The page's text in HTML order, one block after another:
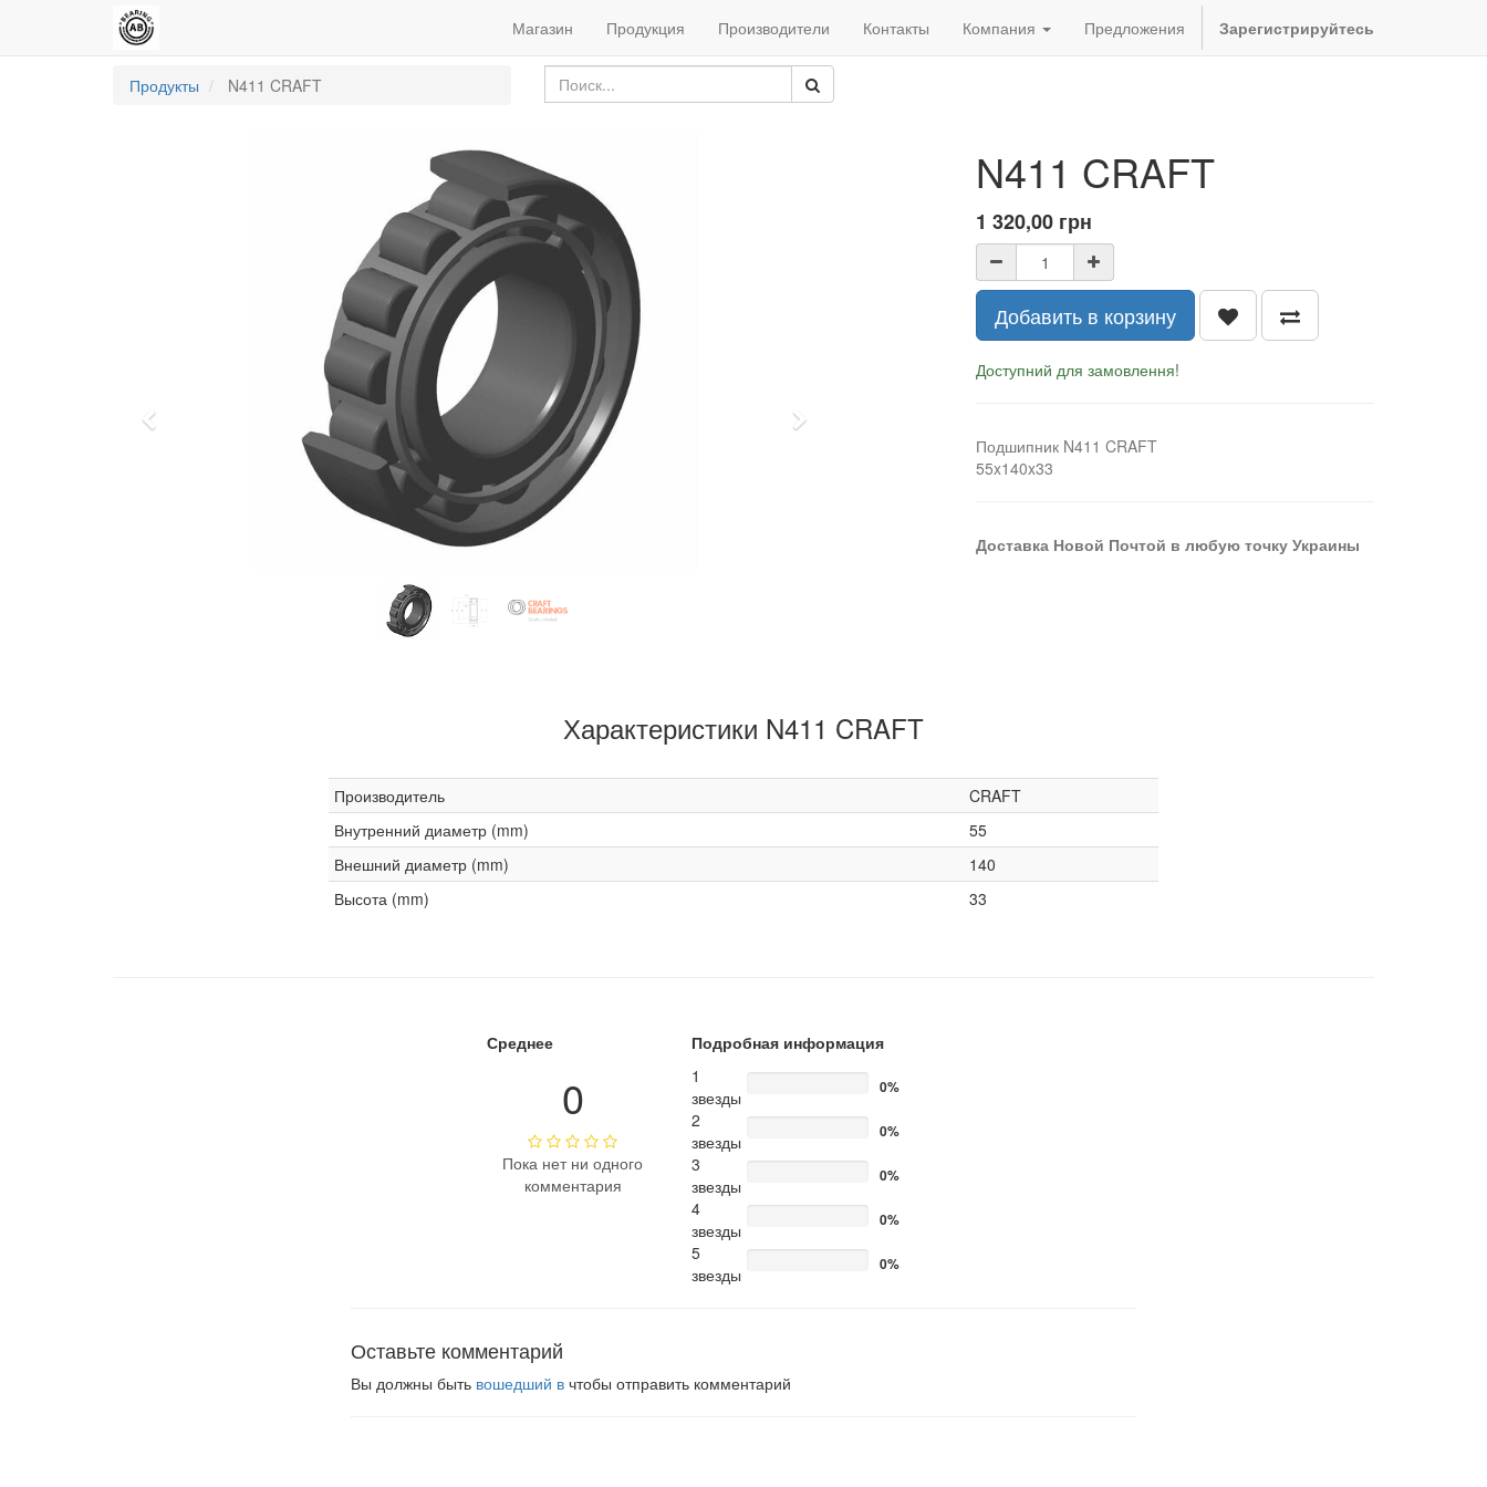
Магазин Продукция Производители Контакты Компания Предложения Зарегистрируйтесь
Продукты N411 CRAFT
Next
N411 CRAFT
1 320,00 грн
Добавить в корзину
Доступний для замовлення!
Подшипник N411 CRAFT
55x140x33
Доставка Новой Почтой в любую точку Украины
Характеристики N411 CRAFT
Производитель
CRAFT
Внутренний диаметр (mm)
55
Внешний диаметр (mm)
140
Высота (mm)
33
Среднее
0
Пока нет ни одного
комментария
Подробная информация
1
звезды
0%
2
звезды
0%
3
звезды
0%
4
звезды
0%
5
звезды
0%
Оставьте комментарий
Вы должны быть вошедший в чтобы отправить комментарий